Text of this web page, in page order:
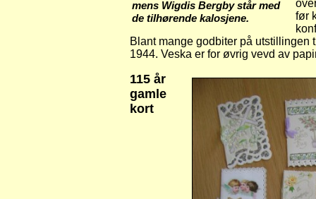
mens Wigdis Bergby står med
de tilhørende kalosjene.
før
Blant mange godbiter på
1944. Veska er for øvrig vevd av
115 år
gamle
kort